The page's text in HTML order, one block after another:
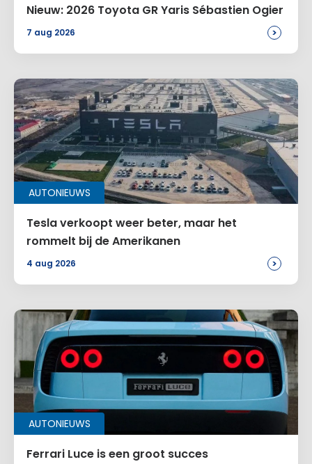
E-mail*
Voeg een reactie toe
Alternative:
Nieuw: 2026 Toyota GR Yaris Sébastien Ogier
7 aug 2026 >
AUTONIEUWS
Tesla verkoopt weer beter, maar het
rommelt bij de Amerikanen
4 aug 2026 >
AUTONIEUWS
Ferrari Luce is een groot succes